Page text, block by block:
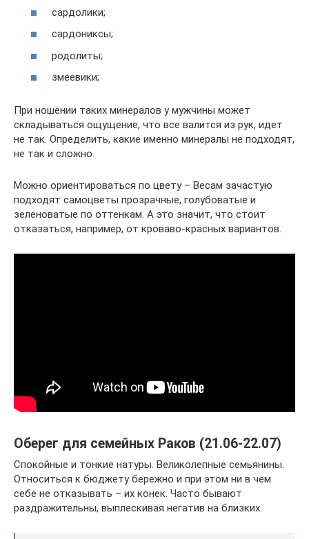
сардолики;
сардониксы;
родолиты;
змеевики;
При ношении таких минералов у мужчины может
складываться ощущение, что все валится из рук, идет
не так. Определить, какие именно минералы не подходят,
не так и сложно.
Можно ориентироваться по цвету – Весам зачастую
подходят самоцветы прозрачные, голубоватые и
зеленоватые по оттенкам. А это значит, что стоит
отказаться, например, от кроваво-красных вариантов.
Оберег для семейных Раков (21.06-22.07)
Спокойные и тонкие натуры. Великолепные семьянины.
Относиться к бюджету бережно и при этом ни в чем
себе не отказывать – их конек. Часто бывают
раздражительны, выплескивая негатив на близких.